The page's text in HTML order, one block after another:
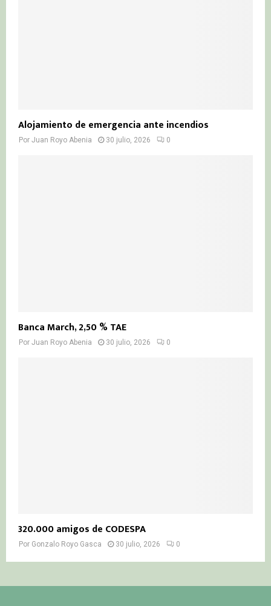
Alojamiento de emergencia ante incendios
Por Juan Royo Abenia 30 julio, 2026 0
Banca March, 2,50 % TAE
Por Juan Royo Abenia 30 julio, 2026 0
320.000 amigos de CODESPA
Por Gonzalo Royo Gasca 30 julio, 2026 0